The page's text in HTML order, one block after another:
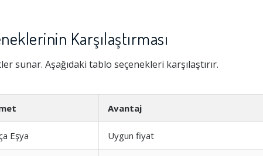
Karşılaştırması
sunar. Aşağıdaki tablo seçenekleri karşılaştırır.
Avantaj
Eşya Uygun fiyat